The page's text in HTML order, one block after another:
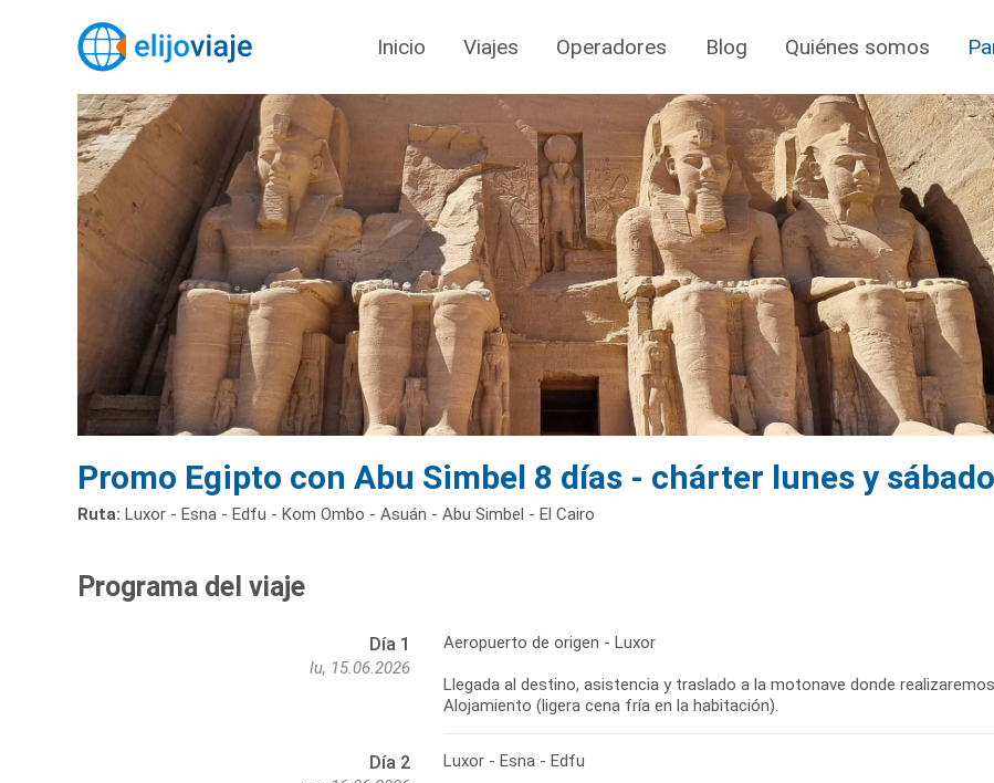
Inicio Viajes Operadores Blog Quiénes somos
Promo Egipto con Abu Simbel 8 días - chárter lunes y
Ruta: Luxor - Esna - Edfu - Kom Ombo - Asuán - Abu Simbel - El Cairo
Programa del viaje
Día 1
lu, 15.06.2026
Aeropuerto de origen - Luxor
Llegada al destino, asistencia y traslado a la motonave donde
Alojamiento (ligera cena fría en la habitación).
Día 2 Luxor - Esna - Edfu